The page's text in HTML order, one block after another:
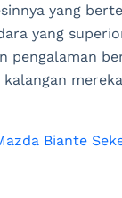
yang
yang
pengalaman
Biante